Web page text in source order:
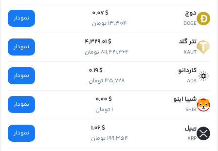
دوج
DOGE
$ 0.07
13,304 تومان
نمودار
تتر گلد
XAUT
$ 4,329.01
811,421,464 تومان
نمودار
کاردانو
ADA
$ 0.19
35,728 تومان
نمودار
شیبا اینو
SHIB
$ 0.00
1 تومان
نمودار
ریپل
XRP
$ 1.06
199,354 تومان
نمودار